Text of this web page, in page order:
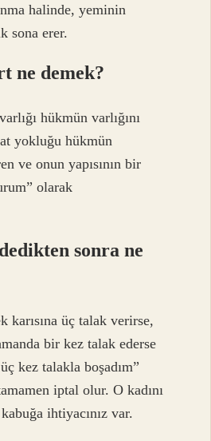
halinde, yeminin
sona erer.
ne demek?
hükmün varlığını
yokluğu hükmün
ve onun yapısının bir
olarak
sonra ne
karısına üç talak verirse,
bir kez talak ederse
kez talakla boşadım”
iptal olur. O kadını
ihtiyacınız var.